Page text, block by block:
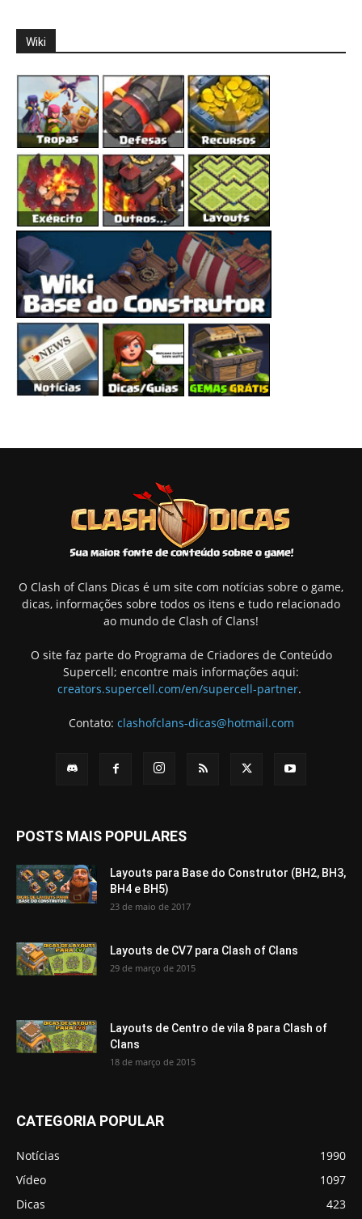
Wiki
O Clash of Clans Dicas é um site com notícias sobre o game,
dicas, informações sobre todos os itens e tudo relacionado
ao mundo de Clash of Clans!
O site faz parte do Programa de Criadores de Conteúdo
Supercell; encontre mais informações aqui:
creators.supercell.com/en/supercell-partner.
Contato: clashofclans-dicas@hotmail.com
POSTS MAIS POPULARES
Layouts para Base do Construtor (BH2, BH3,
BH4 e BH5)
23 de maio de 2017
Layouts de CV7 para Clash of Clans
29 de março de 2015
Layouts de Centro de vila 8 para Clash of
Clans
18 de março de 2015
CATEGORIA POPULAR
Notícias
1990
Vídeo
1097
Dicas
423